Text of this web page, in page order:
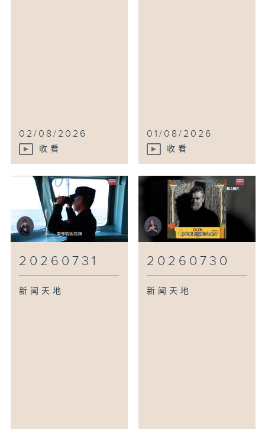
02/08/2026
收看
01/08/2026
收看
20260731
新闻天地
20260730
新闻天地